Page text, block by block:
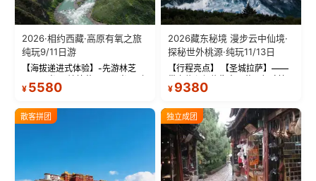
2026·相约西藏·高原有氧之旅
纯玩9/11日游
【海拔递进式体验】-先游林芝
(2900米)再访拉萨(3650米)，亲
测 99%游客零高反 。 【贴心保
反根本不是事儿 ！ 【无人机航
拍】-雪山/圣湖/...
¥ 5580
2026藏东秘境 漫步云中仙境·
探秘世外桃源·纯玩11/13日
【行程亮点】 【圣城拉萨】——
带上信心与信仰去西藏，行吟拉
萨，感受这座城与生俱来的与众
城堡寺院于一体的宏伟建筑，是
西藏最完整的古代...
¥ 9380
散客拼团 独立成团